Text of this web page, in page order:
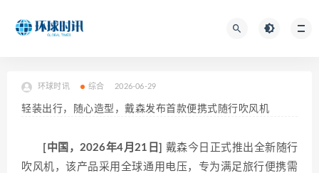
环球时讯 综合 2026-06-29
轻装出行，随心造型，戴森发布首款便携式随行吹风机
[中国，2026年4月21日] 戴森今日正式推出全新随行
吹风机，该产品采用全球通用电压，专为满足旅行便携需